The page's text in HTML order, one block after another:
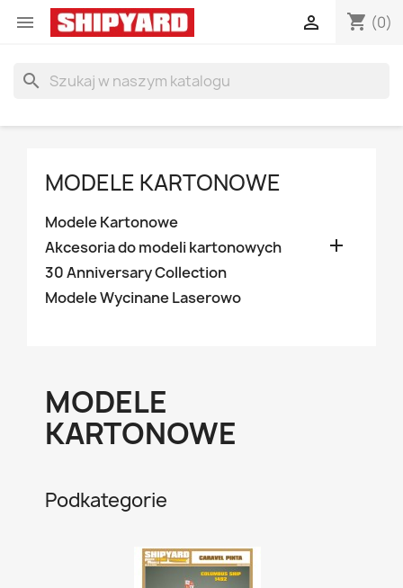
 shopping_cart (0)

search
MODELE KARTONOWE
Modele Kartonowe
Akcesoria do modeli kartonowych

30 Anniversary Collection
Modele Wycinane Laserowo
MODELE
KARTONOWE
Podkategorie